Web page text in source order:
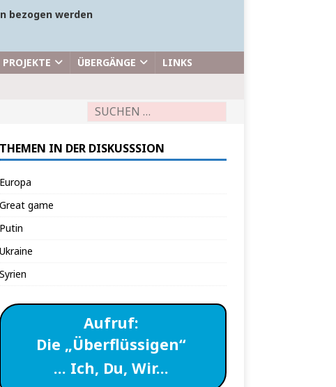
bezogen werden
PROJEKTE ÜBERGÄNGE LINKS
THEMEN IN DER DISKUSSSION
Europa
Great game
Putin
Ukraine
Syrien
Aufruf:
Die „Überflüssigen“
… Ich, Du, Wir…